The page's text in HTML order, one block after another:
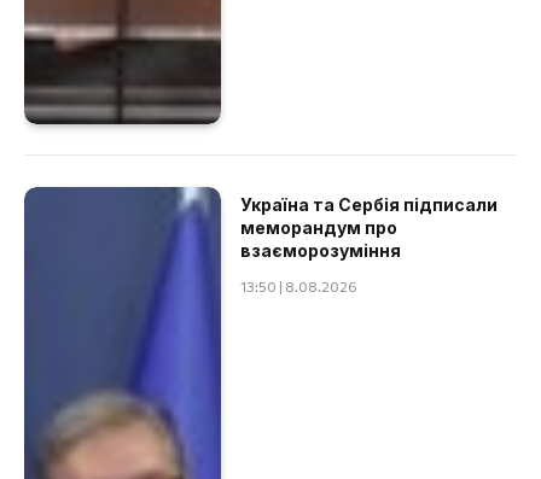
Україна та Сербія підписали
меморандум про
взаєморозуміння
13:50 | 8.08.2026